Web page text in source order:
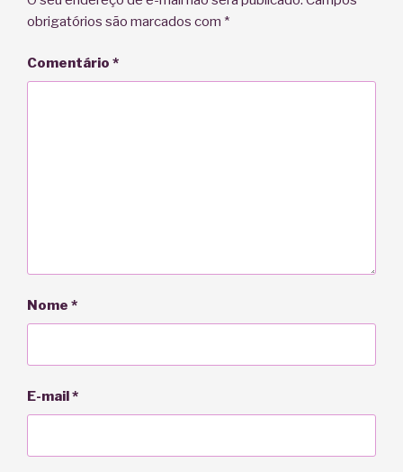
obrigatórios são marcados com *
Comentário *
Nome *
E-mail *